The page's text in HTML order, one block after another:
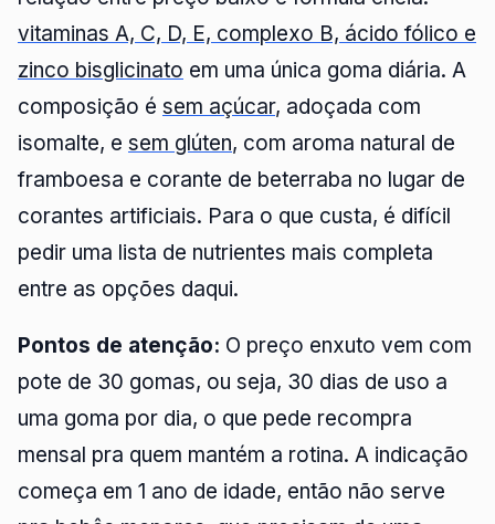
vitaminas A, C, D, E, complexo B, ácido fólico e
zinco bisglicinato em uma única goma diária. A
composição é sem açúcar, adoçada com
isomalte, e sem glúten, com aroma natural de
framboesa e corante de beterraba no lugar de
corantes artificiais. Para o que custa, é difícil
pedir uma lista de nutrientes mais completa
entre as opções daqui.
Pontos de atenção: O preço enxuto vem com
pote de 30 gomas, ou seja, 30 dias de uso a
uma goma por dia, o que pede recompra
mensal pra quem mantém a rotina. A indicação
começa em 1 ano de idade, então não serve